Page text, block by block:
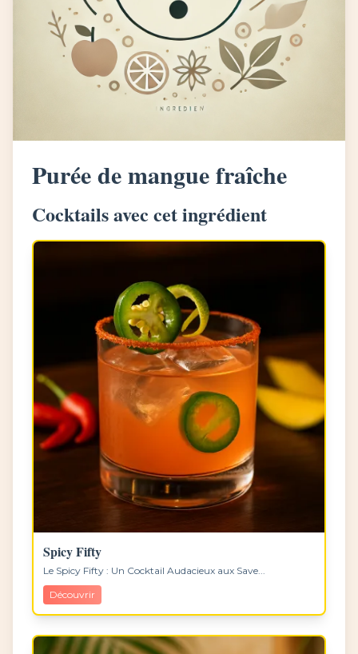
Purée de mangue fraîche
Cocktails avec cet ingrédient
Spicy Fifty
Le Spicy Fifty : Un Cocktail Audacieux aux Save...
Découvrir